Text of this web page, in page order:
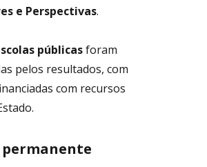
e Perspectivas.
públicasforam
pelos resultados, com
com recursos